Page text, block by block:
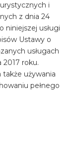
i
z dnia 24
niniejszej usługi
Ustawy o
usługach
roku.
używania
pełnego